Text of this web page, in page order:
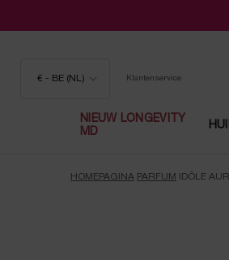
€ - BE (NL) Klantenservice
NIEUW LONGEVITY
MD
HOMEPAGINA PARFUM IDÔLE